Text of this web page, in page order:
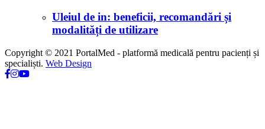
Uleiul de in: beneficii, recomandări și
modalități de utilizare
Copyright © 2021 PortalMed - platformă medicală pentru pacienți și
specialiști. Web Design